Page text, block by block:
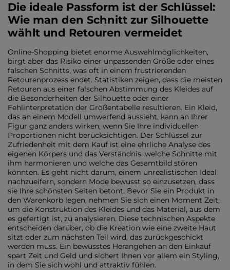
Die ideale Passform ist der Schlüssel:
Wie man den Schnitt zur Silhouette
wählt und Retouren vermeidet
Online-Shopping bietet enorme Auswahlmöglichkeiten,
birgt aber das Risiko einer unpassenden Größe oder eines
falschen Schnitts, was oft in einem frustrierenden
Retourenprozess endet. Statistiken zeigen, dass die meisten
Retouren aus einer falschen Abstimmung des Kleides auf
die Besonderheiten der Silhouette oder einer
Fehlinterpretation der Größentabelle resultieren. Ein Kleid,
das an einem Modell umwerfend aussieht, kann an Ihrer
Figur ganz anders wirken, wenn Sie Ihre individuellen
Proportionen nicht berücksichtigen. Der Schlüssel zur
Zufriedenheit mit dem Kauf ist eine ehrliche Analyse des
eigenen Körpers und das Verständnis, welche Schnitte mit
ihm harmonieren und welche das Gesamtbild stören
könnten. Es geht nicht darum, einem unrealistischen Ideal
nachzueifern, sondern Mode bewusst so einzusetzen, dass
sie Ihre schönsten Seiten betont. Bevor Sie ein Produkt in
den Warenkorb legen, nehmen Sie sich einen Moment Zeit,
um die Konstruktion des Kleides und das Material, aus dem
es gefertigt ist, zu analysieren. Diese technischen Aspekte
entscheiden darüber, ob die Kreation wie eine zweite Haut
sitzt oder zum nächsten Teil wird, das zurückgeschickt
werden muss. Ein bewusstes Herangehen an den Einkauf
spart Zeit und Geld und sichert Ihnen vor allem ein Styling,
in dem Sie sich wohl und attraktiv fühlen.